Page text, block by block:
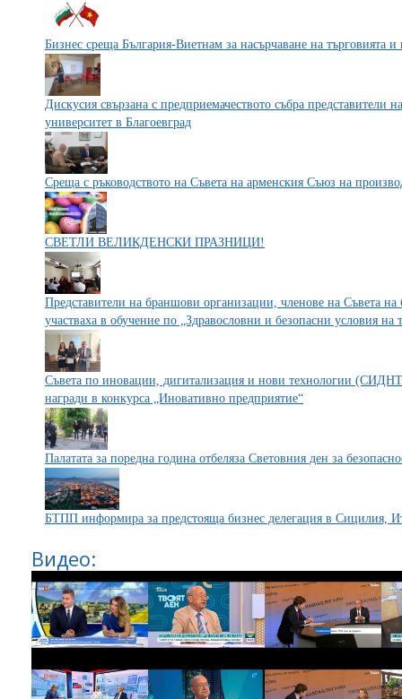
Бизнес среща България-Виетнам за насърчаване на търговията и
Дискусия свързана с предприемачеството събра представители
университет в Благоевград
Среща с ръководството на Съвета на арменския Съюз на
СВЕТЛИ ВЕЛИКДЕНСКИ ПРАЗНИЦИ!
Представители на браншови организации, членове на Съвета
участваха в обучение по „Здравословни и безопасни условия на
Съвета по иновации, дигитализация и нови технологии
награди в конкурса „Иновативно предприятие“
Палатата за поредна година отбеляза Световния ден за
БТПП информира за предстояща бизнес делегация в Сицилия,
Видео: